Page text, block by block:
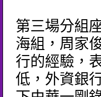
第三場分組
海組，周家
行的經驗，
低，外資銀